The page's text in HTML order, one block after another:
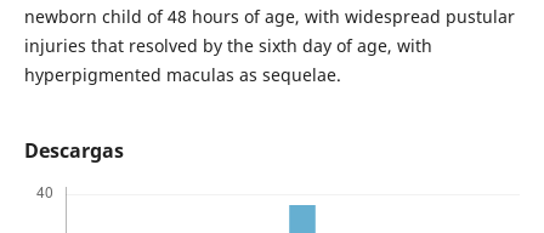
newborn child of 48 hours of age, with widespread pustular
injuries that resolved by the sixth day of age, with
hyperpigmented maculas as sequelae.
Descargas